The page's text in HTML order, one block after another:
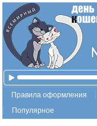
Правила оформления
Популярное